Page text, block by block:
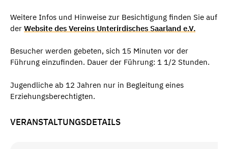
Weitere Infos und Hinweise zur Besichtigung finden Sie auf
der Website des Vereins Unterirdisches Saarland e.V.
Besucher werden gebeten, sich 15 Minuten vor der
Führung einzufinden. Dauer der Führung: 1 1/2 Stunden.
Jugendliche ab 12 Jahren nur in Begleitung eines
Erziehungsberechtigten.
VERANSTALTUNGSDETAILS